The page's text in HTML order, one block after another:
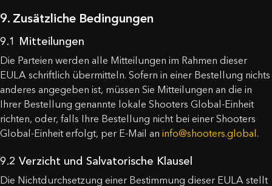
9. Zusätzliche Bedingungen
9.1 Mitteilungen
Die Parteien werden alle Mitteilungen im Rahmen dieser
EULA schriftlich übermitteln. Sofern in einer Bestellung nichts
anderes angegeben ist, müssen Sie Mitteilungen an die in
Ihrer Bestellung genannte lokale Shooters Global-Einheit
richten, oder, falls Ihre Bestellung nicht bei einer Shooters
Global-Einheit erfolgt, per E-Mail an info@shooters.global.
9.2 Verzicht und Salvatorische Klausel
Die Nichtdurchsetzung einer Bestimmung dieser EULA stellt